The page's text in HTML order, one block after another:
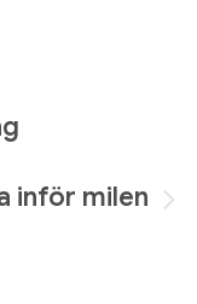
inför milen